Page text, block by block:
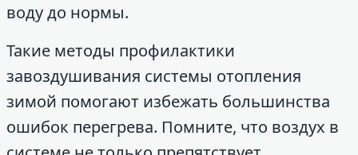
воду до нормы.
Такие методы профилактики
завоздушивания системы отопления
зимой помогают избежать большинства
ошибок перегрева. Помните, что воздух в